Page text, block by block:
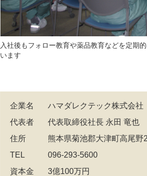
入社後もフォロー教育や薬品教育などを定期
います
企業名
ハマダレクテック株式会社
代表者
代表取締役社長 永田 竜也
住所
熊本県菊池郡大津町高尾野
TEL
096-293-5600
資本金
3億100万円